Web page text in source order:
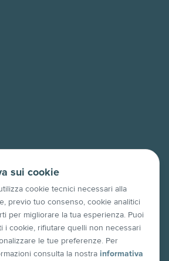
(FM)
sui cookie
cookie tecnici necessari alla
previo tuo consenso, cookie analitici
per migliorare la tua esperienza. Puoi
i cookie, rifiutare quelli non necessari
le tue preferenze. Per
consulta la nostra informativa